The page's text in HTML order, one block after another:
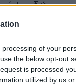
of your
the below opt-out
is processed
utilized by us
ψευδώνυμο
-
με ακτιβιστές